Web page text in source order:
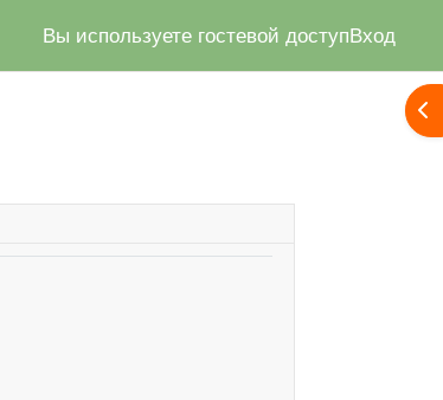
Вы используете гостевой доступВход